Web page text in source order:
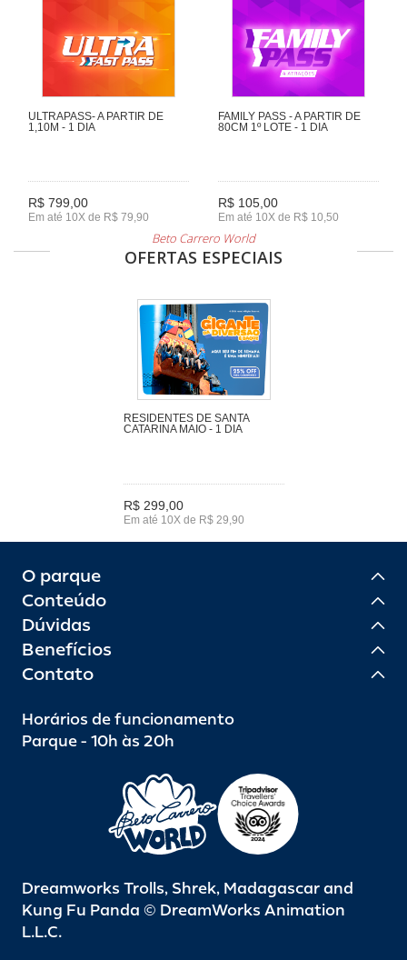
ULTRAPASS- A PARTIR DE
1,10M - 1 DIA
R$ 799,00
Em até 10X de R$ 79,90
FAMILY PASS - A PARTIR DE
80CM 1º LOTE - 1 DIA
R$ 105,00
Em até 10X de R$ 10,50
Beto Carrero World
OFERTAS ESPECIAIS
RESIDENTES DE SANTA
CATARINA MAIO - 1 DIA
R$ 299,00
Em até 10X de R$ 29,90
O parque
Conteúdo
Dúvidas
Benefícios
Contato
Horários de funcionamento
Parque - 10h às 20h
Dreamworks Trolls, Shrek, Madagascar and
Kung Fu Panda © DreamWorks Animation
L.L.C.